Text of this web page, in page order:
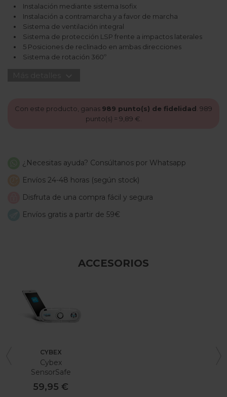
Instalación mediante sistema Isofix
Instalación a contramarcha y a favor de marcha
Sistema de ventilación integral
Sistema de protección LSP frente a impactos laterales
5 Posiciones de reclinado en ambas direcciones
Sistema de rotación 360º
Con este producto, ganas 989 punto(s) de fidelidad 989
punto(s) = 9,89 €
¿Necesitas ayuda? Consúltanos por Whatsapp
Envíos 24-48 horas (según stock)
Disfruta de una compra fácil y segura
Envíos gratis a partir de 59€
ACCESORIOS
CYBEX
Cybex
SensorSafe
59,95 €